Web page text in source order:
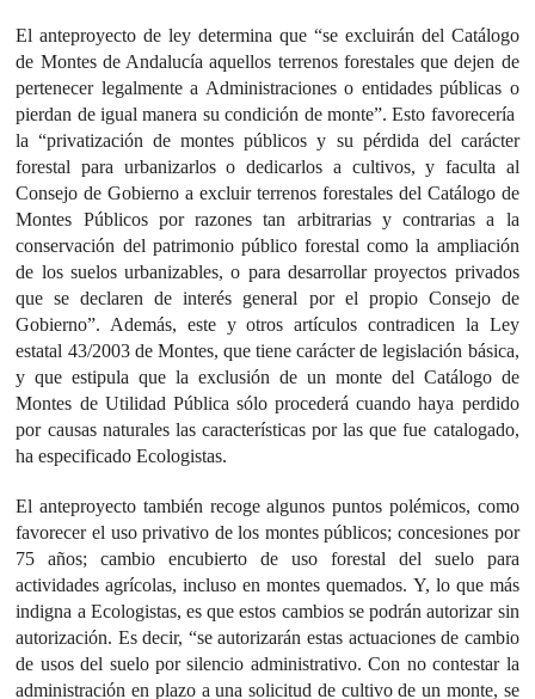
El anteproyecto de ley determina que “se excluirán del Catálogo
de Montes de Andalucía aquellos terrenos forestales que dejen de
pertenecer legalmente a Administraciones o entidades públicas o
pierdan de igual manera su condición de monte”. Esto favorecería
la “privatización de montes públicos y su pérdida del carácter
forestal para urbanizarlos o dedicarlos a cultivos, y faculta al
Consejo de Gobierno a excluir terrenos forestales del Catálogo de
Montes Públicos por razones tan arbitrarias y contrarias a la
conservación del patrimonio público forestal como la ampliación
de los suelos urbanizables, o para desarrollar proyectos privados
que se declaren de interés general por el propio Consejo de
Gobierno”. Además, este y otros artículos contradicen la Ley
estatal 43/2003 de Montes, que tiene carácter de legislación básica,
y que estipula que la exclusión de un monte del Catálogo de
Montes de Utilidad Pública sólo procederá cuando haya perdido
por causas naturales las características por las que fue catalogado,
ha especificado Ecologistas.
El anteproyecto también recoge algunos puntos polémicos, como
favorecer el uso privativo de los montes públicos; concesiones por
75 años; cambio encubierto de uso forestal del suelo para
actividades agrícolas, incluso en montes quemados. Y, lo que más
indigna a Ecologistas, es que estos cambios se podrán autorizar sin
autorización. Es decir, “se autorizarán estas actuaciones de cambio
de usos del suelo por silencio administrativo. Con no contestar la
administración en plazo a una solicitud de cultivo de un monte, se